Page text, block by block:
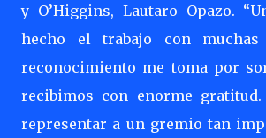
y O’Higgins, Lautaro Opazo.
hecho el trabajo con
reconocimiento me toma por
recibimos con enorme
representar a un gremio tan